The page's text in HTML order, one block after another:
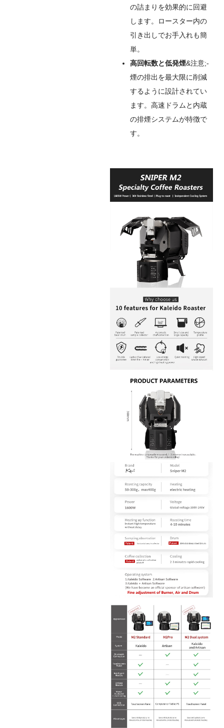
の詰まりを効果的に回避
します。ロースター内の
引き出しでお手入れも簡
単。
高回転数と低発煙&注意;-
煙の排出を最大限に削減
するように設計されてい
ます。高速ドラムと内蔵
の排煙システムが特徴で
す。